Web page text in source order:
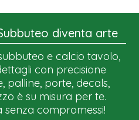
diventa arte
e calcio tavolo,
con precisione
palline, porte, decals,
è su misura per te.
senza compromessi!